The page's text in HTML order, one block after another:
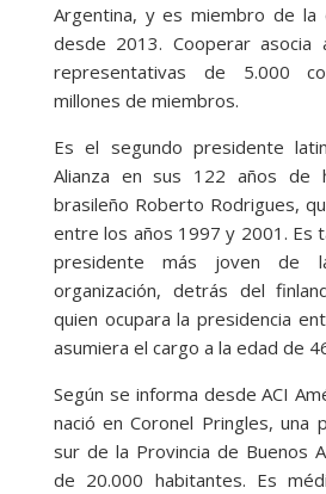
Argentina, y es miembro de la
desde 2013. Cooperar asocia
representativas de 5.000
millones de miembros.
Es el segundo presidente
Alianza en sus 122 años de
brasileño Roberto Rodrigues,
entre los años 1997 y 2001. Es
presidente más joven de
organización, detrás del
quien ocupara la presidencia
asumiera el cargo a la edad de
Según se informa desde ACI
nació en Coronel Pringles, una
sur de la Provincia de Buenos
de 20.000 habitantes. Es